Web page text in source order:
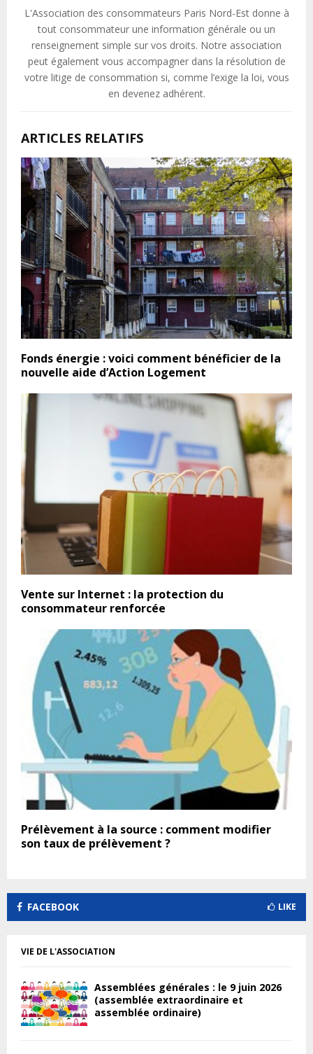
L'Association des consommateurs Paris Nord-Est donne à
tout consommateur une information générale ou un
renseignement simple sur vos droits. Notre association
peut également vous accompagner dans la résolution de
votre litige de consommation si, comme l’exige la loi, vous
en devenez adhérent.
ARTICLES RELATIFS
Fonds énergie : voici comment bénéficier de la
nouvelle aide d’Action Logement
Vente sur Internet : la protection du
consommateur renforcée
Prélèvement à la source : comment modifier
son taux de prélèvement ?
FACEBOOK LIKE
VIE DE L'ASSOCIATION
Assemblées générales : le 9 juin 2026
(assemblée extraordinaire et
assemblée ordinaire)